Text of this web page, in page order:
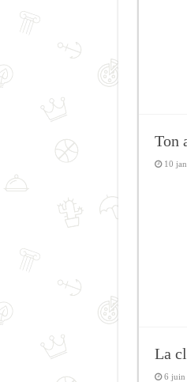
Ton
10
La
6 juin